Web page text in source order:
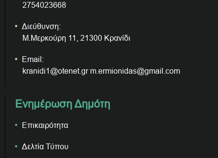
2754023668
Διεύθυνση:
Μ.Μερκούρη 11, 21300 Κρανίδι
Email:
kranidi1@otenet.gr m.ermionidas@gmail.com
Ενημέρωση Δημότη
Επικαιρότητα
Δελτία Τύπου